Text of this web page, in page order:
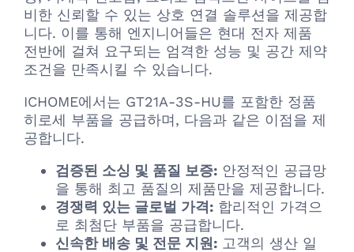
비한 신뢰할 수 있는 상호 연결 솔루션을 제공합
니다. 이를 통해 엔지니어들은 현대 전자 제품
전반에 걸쳐 요구되는 엄격한 성능 및 공간 제약
조건을 만족시킬 수 있습니다.
ICHOME에서는 GT21A-3S-HU를 포함한 정품
히로세 부품을 공급하며, 다음과 같은 이점을 제
공합니다.
검증된 소싱 및 품질 보증: 안정적인 공급망
을 통해 최고 품질의 제품만을 제공합니다.
경쟁력 있는 글로벌 가격: 합리적인 가격으
로 최첨단 부품을 공급합니다.
신속한 배송 및 전문 지원: 고객의 생산 일